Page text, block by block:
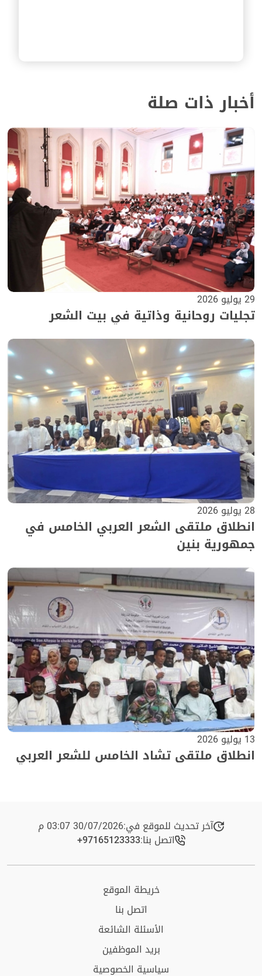
أخبار ذات صلة
29 يوليو 2026
تجليات روحانية وذاتية في بيت الشعر
28 يوليو 2026
انطلاق ملتقى الشعر العربي الخامس في
جمهورية بنين
13 يوليو 2026
انطلاق ملتقى تشاد الخامس للشعر العربي
آخر تحديث للموقع في:30/07/2026 03:07 م
اتصل بنا:+97165123333​
خريطة الموقع
اتصل بنا
الأسئلة الشائعة
بريد الموظفين
سياسية الخصوصية